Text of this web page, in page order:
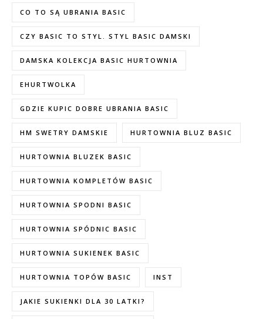
CO TO SĄ UBRANIA BASIC
CZY BASIC TO STYL. STYL BASIC DAMSKI
DAMSKA KOLEKCJA BASIC HURTOWNIA
EHURTWOLKA
GDZIE KUPIC DOBRE UBRANIA BASIC
HM SWETRY DAMSKIE HURTOWNIA BLUZ BASIC
HURTOWNIA BLUZEK BASIC
HURTOWNIA KOMPLETÓW BASIC
HURTOWNIA SPODNI BASIC
HURTOWNIA SPÓDNIC BASIC
HURTOWNIA SUKIENEK BASIC
HURTOWNIA TOPÓW BASIC INST
JAKIE SUKIENKI DLA 30 LATKI?